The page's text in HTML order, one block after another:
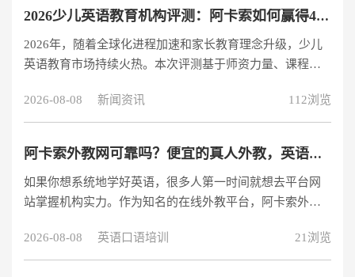
万元人民币，经营状态正常。 资质认证： 获得ISO9001国
际质量管理体系认证 教育部备案的教育培训机构 2025年入
选“中国在线教育品牌价值50强“ 外教资质： 100%外教持
2026少儿英语教育机构评测：阿卡索如何赢得4000万用户信赖？
2026年，随着全球化进程加速和家长教育理念升级，少儿
英语教育市场持续火热。本次评测基于师资力量、课程体
教育机构进行全面分析，重点解析阿卡索如何成为4000万
用户的选择。 阿卡索：14年专注一对一在线英语教育 为何
早一批专注在线一对一英语教育的品牌之一。经过15年发
展，公司已完成九轮融资，其中C轮系列融资总额达近10亿
元，获得了包括IDG资本和深创投等知名投资机构的支持。
2026-08-08 新闻资讯 112浏览
阿卡索外教网可靠吗？便宜的真人外教，英语提升优先
如果你想系统地学好英语，很多人第一时间就想去平台网
站掌握机构实力。作为知名的在线外教平台，阿卡索外教
门、职场业务提升、备考、日常口语交流，都能配对适应
课程，综合实力和性价比都非常受欢迎。阿卡索外教网免
2026-08-08 英语口语培训 21浏览